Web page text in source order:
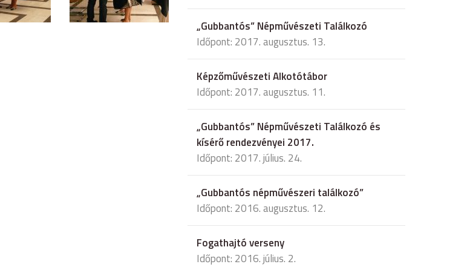
„Gubbantós” Népművészeti Találkozó
Időpont: 2017. augusztus. 13.
Képzőművészeti Alkotótábor
Időpont: 2017. augusztus. 11.
„Gubbantós” Népművészeti Találkozó és
kísérő rendezvényei 2017.
Időpont: 2017. július. 24.
„Gubbantós népművészeri találkozó”
Időpont: 2016. augusztus. 12.
Fogathajtó verseny
Időpont: 2016. július. 2.